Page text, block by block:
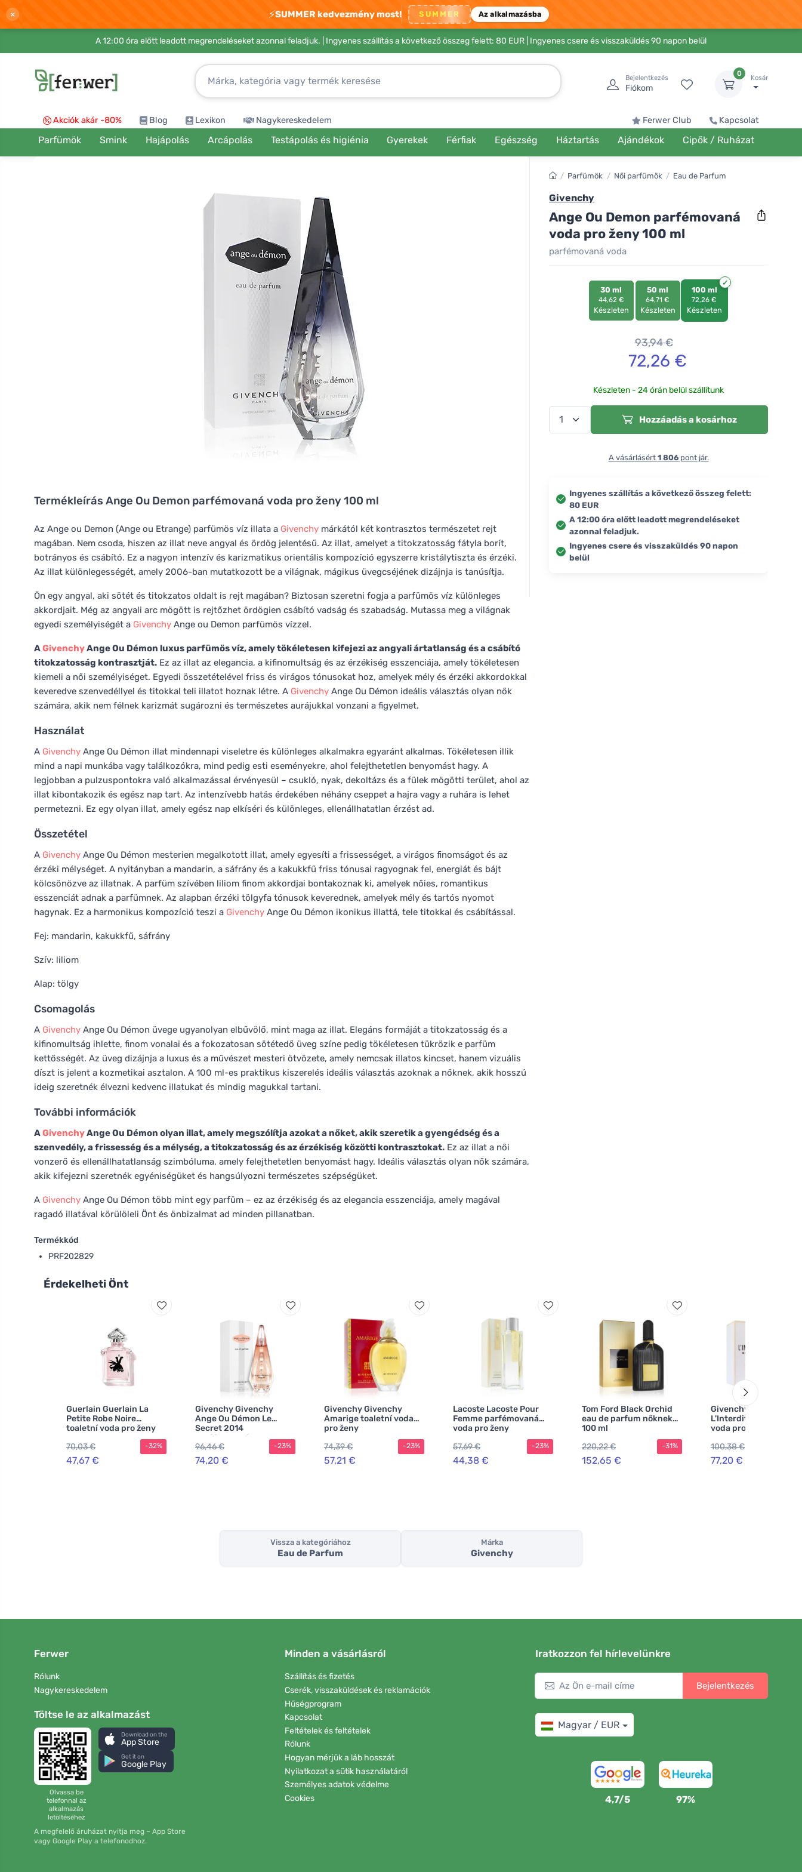
× ⚡SUMMER kedvezmény most! SUMMER Az alkalmazásba
A 12:00 óra előtt leadott megrendeléseket azonnal feladjuk. | Ingyenes szállítás a következő összeg felett: 80 EUR | Ingyenes csere és visszaküldés 90 napon belül
Bejelentkezés
Fiókom
0
Kosár
Akciók akár -80% Blog Lexikon Nagykereskedelem Ferwer Club Kapcsolat
Parfümök Smink Hajápolás Arcápolás Testápolás és higiénia Gyerekek Férfiak Egészség Háztartás Ajándékok Cipők / Ruházat
Termékleírás Ange Ou Demon parfémovaná voda pro ženy 100 ml
Az Ange ou Demon (Ange ou Etrange) parfümös víz illata a Givenchy márkától két kontrasztos természetet rejt
magában. Nem csoda, hiszen az illat neve angyal és ördög jelentésű. Az illat, amelyet a titokzatosság fátyla borít,
botrányos és csábító. Ez a nagyon intenzív és karizmatikus orientális kompozíció egyszerre kristálytiszta és érzéki.
Az illat különlegességét, amely 2006-ban mutatkozott be a világnak, mágikus üvegcséjének dizájnja is tanúsítja.
Ön egy angyal, aki sötét és titokzatos oldalt is rejt magában? Biztosan szeretni fogja a parfümös víz különleges
akkordjait. Még az angyali arc mögött is rejtőzhet ördögien csábító vadság és szabadság. Mutassa meg a világnak
egyedi személyiségét a Givenchy Ange ou Demon parfümös vízzel.
AGivenchyAnge Ou Démon luxus parfümös víz, amely tökéletesen kifejezi az angyali ártatlanság és a csábító
titokzatosság kontrasztját. Ez az illat az elegancia, a kifinomultság és az érzékiség esszenciája, amely tökéletesen
kiemeli a női személyiséget. Egyedi összetételével friss és virágos tónusokat hoz, amelyek mély és érzéki akkordokkal
keveredve szenvedéllyel és titokkal teli illatot hoznak létre. A Givenchy Ange Ou Démon ideális választás olyan nők
számára, akik nem félnek karizmát sugározni és természetes aurájukkal vonzani a figyelmet.
Használat
A Givenchy Ange Ou Démon illat mindennapi viseletre és különleges alkalmakra egyaránt alkalmas. Tökéletesen illik
mind a napi munkába vagy találkozókra, mind pedig esti eseményekre, ahol felejthetetlen benyomást hagy. A
legjobban a pulzuspontokra való alkalmazással érvényesül – csukló, nyak, dekoltázs és a fülek mögötti terület, ahol az
illat kibontakozik és egész nap tart. Az intenzívebb hatás érdekében néhány cseppet a hajra vagy a ruhára is lehet
permetezni. Ez egy olyan illat, amely egész nap elkíséri és különleges, ellenállhatatlan érzést ad.
Összetétel
A Givenchy Ange Ou Démon mesterien megalkotott illat, amely egyesíti a frissességet, a virágos finomságot és az
érzéki mélységet. A nyitányban a mandarin, a sáfrány és a kakukkfű friss tónusai ragyognak fel, energiát és bájt
kölcsönözve az illatnak. A parfüm szívében liliom finom akkordjai bontakoznak ki, amelyek nőies, romantikus
esszenciát adnak a parfümnek. Az alapban érzéki tölgyfa tónusok keverednek, amelyek mély és tartós nyomot
hagynak. Ez a harmonikus kompozíció teszi a Givenchy Ange Ou Démon ikonikus illattá, tele titokkal és csábítással.
Fej: mandarin, kakukkfű, sáfrány
Szív: liliom
Alap: tölgy
Csomagolás
A Givenchy Ange Ou Démon üvege ugyanolyan elbűvölő, mint maga az illat. Elegáns formáját a titokzatosság és a
kifinomultság ihlette, finom vonalai és a fokozatosan sötétedő üveg színe pedig tökéletesen tükrözik e parfüm
kettősségét. Az üveg dizájnja a luxus és a művészet mesteri ötvözete, amely nemcsak illatos kincset, hanem vizuális
díszt is jelent a kozmetikai asztalon. A 100 ml-es praktikus kiszerelés ideális választás azoknak a nőknek, akik hosszú
ideig szeretnék élvezni kedvenc illatukat és mindig magukkal tartani.
További információk
AGivenchyAnge Ou Démon olyan illat, amely megszólítja azokat a nőket, akik szeretik a gyengédség és a
szenvedély, a frissesség és a mélység, a titokzatosság és az érzékiség közötti kontrasztokat. Ez az illat a női
vonzerő és ellenállhatatlanság szimbóluma, amely felejthetetlen benyomást hagy. Ideális választás olyan nők számára,
akik kifejezni szeretnék egyéniségüket és hangsúlyozni természetes szépségüket.
A Givenchy Ange Ou Démon több mint egy parfüm – ez az érzékiség és az elegancia esszenciája, amely magával
ragadó illatával körülöleli Önt és önbizalmat ad minden pillanatban.
Termékkód
PRF202829
/ Parfümök / Női parfümök / Eau de Parfum
Givenchy
Ange Ou Demon parfémovaná
voda pro ženy 100 ml
parfémovaná voda
30 ml
44,62 €
Készleten
50 ml
64,71 €
Készleten
100 ml
72,26 €
Készleten
93,94€
72,26 €
Készleten - 24 órán belül szállítunk
Hozzáadás a kosárhoz
A vásárlásért 1 806pont jár.
Ingyenes szállítás a következő összeg felett:
80 EUR
A 12:00 óra előtt leadott megrendeléseket
azonnal feladjuk.
Ingyenes csere és visszaküldés 90 napon
belül
Érdekelheti Önt
Guerlain Guerlain La
Petite Robe Noire
toaletní voda pro ženy
70,03 €
47,67 €
-32%
Givenchy Givenchy
Ange Ou Démon Le
Secret 2014
parfémovaná voda pro
ženy
96,46 €
74,20 €
-23%
Givenchy Givenchy
Amarige toaletní voda
pro ženy
74,39 €
57,21 €
-23%
Lacoste Lacoste Pour
Femme parfémovaná
voda pro ženy
57,69 €
44,38 €
-23%
Tom Ford Black Orchid
eau de parfum nőknek
100 ml
220,22 €
152,65 €
-31%
Givenchy Givenchy
L'Interdit 2022
voda pro ženy
100,38 €
77,20 €
Vissza a kategóriához
Eau de Parfum
Márka
Givenchy
Ferwer
Rólunk
Nagykereskedelem
Töltse le az alkalmazást
Olvassa be
telefonnal az
alkalmazás
letöltéséhez
Download on the
App Store
Get it on
Google Play
A megfelelő áruházat nyitja meg – App Store
vagy Google Play a telefonodhoz.
Minden a vásárlásról
Szállítás és fizetés
Cserék, visszaküldések és reklamációk
Hűségprogram
Kapcsolat
Feltételek és feltételek
Rólunk
Hogyan mérjük a láb hosszát
Nyilatkozat a sütik használatáról
Személyes adatok védelme
Cookies
Iratkozzon fel hírlevelünkre
Bejelentkezés
Magyar / EUR
4,7/5 97%